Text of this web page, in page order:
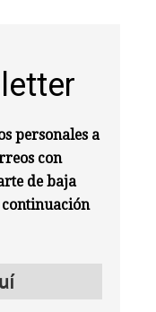
personales a
con
de baja